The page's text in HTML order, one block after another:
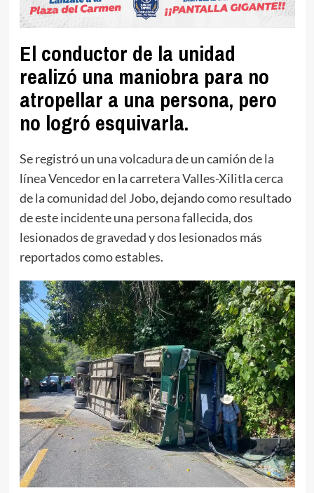
El conductor de la unidad
realizó una maniobra para no
atropellar a una persona, pero
no logró esquivarla.
Se registró un una volcadura de un camión de la
línea Vencedor en la carretera Valles-Xilitla cerca
de la comunidad del Jobo, dejando como resultado
de este incidente una persona fallecida, dos
lesionados de gravedad y dos lesionados más
reportados como estables.